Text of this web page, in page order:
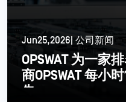
Jun25,2026| 公司新闻
OPSWAT 为一家
商OPSWAT 每小
失